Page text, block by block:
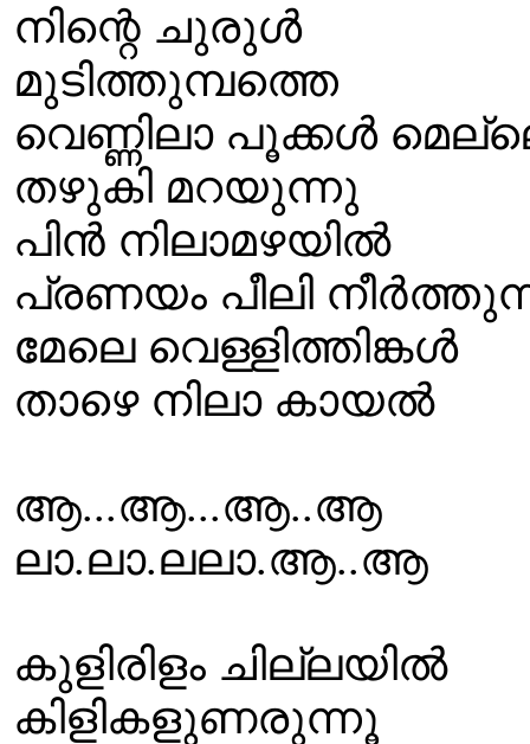
നിന്റെ ചുരുള്‍
മുടിത്തുമ്പത്തെ
വെണ്ണിലാ പൂക്കള്‍
തഴുകി മറയുന്നു
പിന്‍ നിലാമഴയില്‍
പ്രണയം പീലി
മേലെ വെള്ളിത്തിങ്കള്‍
താഴെ നിലാ കായല്‍
ആ...ആ...ആ..ആ
ലാ.ലാ.ലലാ.ആ..ആ
കുളിരിളം ചില്ലയില്‍
കിളികളുണരുന്നൂ